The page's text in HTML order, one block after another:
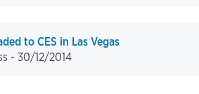
to CES in Las Vegas
- 30/12/2014